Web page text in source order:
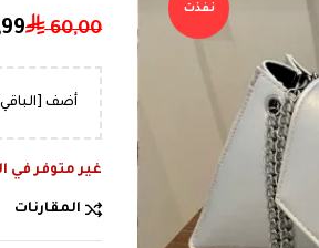
نفذت
19,99
⃁
⃁60,00
أضف
غير متوفر في
المقارنات